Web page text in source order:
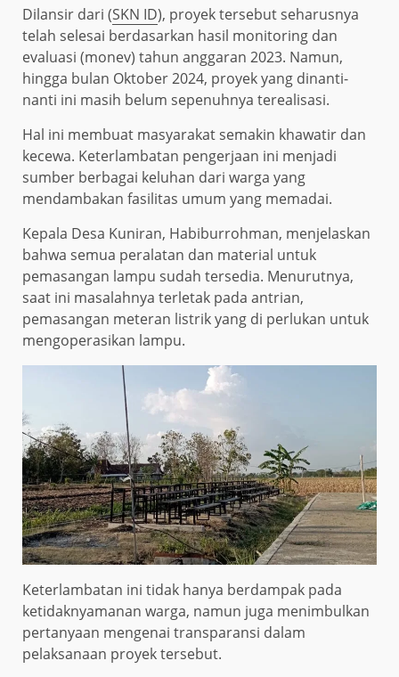
Dilansir dari (SKN ID), proyek tersebut seharusnya
telah selesai berdasarkan hasil monitoring dan
evaluasi (monev) tahun anggaran 2023. Namun,
hingga bulan Oktober 2024, proyek yang dinanti-
nanti ini masih belum sepenuhnya terealisasi.
Hal ini membuat masyarakat semakin khawatir dan
kecewa. Keterlambatan pengerjaan ini menjadi
sumber berbagai keluhan dari warga yang
mendambakan fasilitas umum yang memadai.
Kepala Desa Kuniran, Habiburrohman, menjelaskan
bahwa semua peralatan dan material untuk
pemasangan lampu sudah tersedia. Menurutnya,
saat ini masalahnya terletak pada antrian,
pemasangan meteran listrik yang di perlukan untuk
mengoperasikan lampu.
Keterlambatan ini tidak hanya berdampak pada
ketidaknyamanan warga, namun juga menimbulkan
pertanyaan mengenai transparansi dalam
pelaksanaan proyek tersebut.